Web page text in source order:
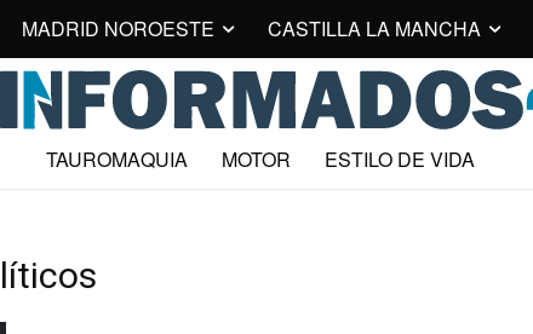
MADRID NOROESTE CASTILLA LA MANCHA
TAUROMAQUIA MOTOR ESTILO DE VIDA